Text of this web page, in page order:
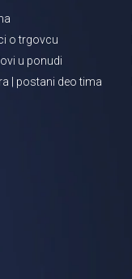
o trgovcu
u ponudi
| postani deo tima